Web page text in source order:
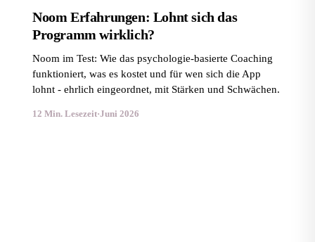
Noom Erfahrungen: Lohnt sich das
Programm wirklich?
Noom im Test: Wie das psychologie-basierte Coaching
funktioniert, was es kostet und für wen sich die App
lohnt - ehrlich eingeordnet, mit Stärken und Schwächen.
12 Min. Lesezeit·Juni 2026